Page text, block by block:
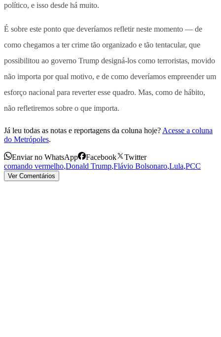
político, e isso desde há muito.
É sobre este ponto que deveríamos refletir neste momento — de
como chegamos a ter crime tão organizado e tão tentacular, que
possibilitou ao governo Trump designá-los como terroristas, movido
não importa por qual motivo, e de como deveríamos empreender um
esforço nacional para reverter esse quadro. Mas, como de hábito,
não refletiremos sobre o que importa.
Já leu todas as notas e reportagens da coluna hoje? Acesse a coluna
do Metrópoles.
Enviar no WhatsApp Facebook
Twitter
comando vermelho,Donald Trump,Flávio Bolsonaro,Lula,PCC
Ver Comentários